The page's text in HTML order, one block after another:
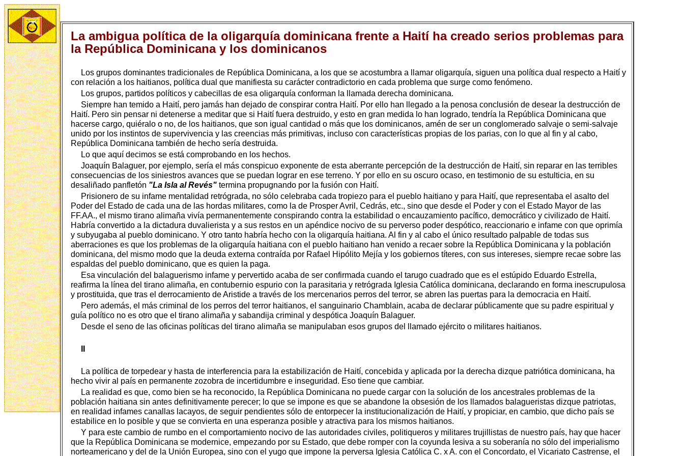
La ambigua política de la oligarquía dominicana frente a Haití ha creado serios problemas para
la República Dominicana y los dominicanos
Los grupos dominantes tradicionales de República Dominicana, a los que se acostumbra a llamar oligarquía, siguen una política dual respecto a Haití y
con relación a los haitianos, política dual que manifiesta su carácter contradictorio en cada problema que surge como fenómeno.
Los grupos, partidos políticos y cabecillas de esa oligarquía conforman la llamada derecha dominicana.
Siempre han temido a Haití, pero jamás han dejado de conspirar contra Haití. Por ello han llegado a la penosa conclusión de desear la destrucción de
Haití. Pero sin pensar ni detenerse a meditar que si Haití fuera destruido, y esto en gran medida lo han logrado, tendría la República Dominicana que
hacerse cargo, quiéralo o no, de los haitianos, que son igual cantidad o más que los dominicanos, amén de ser un conglomerado salvaje o semi-salvaje
unido por los instintos de supervivencia y las creencias más primitivas, incluso con características propias de los parias, con lo que al fin y al cabo,
República Dominicana también de hecho sería destruida.
Lo que aquí decimos se está comprobando en los hechos.
Joaquín Balaguer, por ejemplo, sería el más conspicuo exponente de esta aberrante percepción de la destrucción de Haití, sin reparar en las terribles
consecuencias de los siniestros avances que se puedan lograr en ese terreno. Y por ello en su oscuro ocaso, en testimonio de su estulticia, en su
desaliñado panfletón "La Isla al Revés" termina propugnando por la fusión con Haití.
Prisionero de su infame mentalidad retrógrada, no sólo celebraba cada tropiezo para el pueblo haitiano y para Haití, que representaba el asalto del
Poder del Estado de cada una de las hordas militares, como la de Prosper Avril, Cedrás, etc., sino que desde el Poder y con el Estado Mayor de las
FF.AA., el mismo tirano alimaña vivía permanentemente conspirando contra la estabilidad o encauzamiento pacífico, democrático y civilizado de Haití.
Habría convertido a la dictadura duvalierista y a sus restos en un apéndice nocivo de su perverso poder despótico, reaccionario e infame con que oprimía
y subyugaba al pueblo dominicano. Y otro tanto habría hecho con la oligarquía haitiana. Al fin y al cabo el único resultado palpable de todas sus
aberraciones es que los problemas de la oligarquía haitiana con el pueblo haitiano han venido a recaer sobre la República Dominicana y la población
dominicana, del mismo modo que la deuda externa contraída por Rafael Hipólito Mejía y los gobiernos títeres, con sus intereses, siempre recae sobre las
espaldas del pueblo dominicano, que es quien la paga.
Esa vinculación del balaguerismo infame y pervertido acaba de ser confirmada cuando el tarugo cuadrado que es el estúpido Eduardo Estrella,
reafirma la línea del tirano alimaña, en contubernio espurio con la parasitaria y retrógrada Iglesia Católica dominicana, declarando en forma inescrupulosa
y prostituida, que tras el derrocamiento de Aristide a través de los mercenarios perros del terror, se abren las puertas para la democracia en Haití.
Pero además, el más criminal de los perros del terror haitianos, el sanguinario Chamblain, acaba de declarar públicamente que su padre espiritual y
guía político no es otro que el tirano alimaña y sabandija criminal y despótica Joaquín Balaguer.
Desde el seno de las oficinas políticas del tirano alimaña se manipulaban esos grupos del llamado ejército o militares haitianos.
La política de torpedear y hasta de interferencia para la estabilización de Haití, concebida y aplicada por la derecha dizque patriótica dominicana, ha
hecho vivir al país en permanente zozobra de incertidumbre e inseguridad. Eso tiene que cambiar.
La realidad es que, como bien se ha reconocido, la República Dominicana no puede cargar con la solución de los ancestrales problemas de la
población haitiana sin antes definitivamente perecer; lo que se impone es que se abandone la obsesión de los llamados balagueristas dizque patriotas,
en realidad infames canallas lacayos, de seguir pendientes sólo de entorpecer la institucionalización de Haití, y propiciar, en cambio, que dicho país se
estabilice en lo posible y que se convierta en una esperanza posible y atractiva para los mismos haitianos.
Y para este cambio de rumbo en el comportamiento nocivo de las autoridades civiles, politiqueros y militares trujillistas de nuestro país, hay que hacer
que la República Dominicana se modernice, empezando por su Estado, que debe romper con la coyunda lesiva a su soberanía no sólo del imperialismo
norteamericano y del de la Unión Europea, sino con el yugo que impone la perversa Iglesia Católica C. x A. con el Concordato, el Vicariato Castrense, el